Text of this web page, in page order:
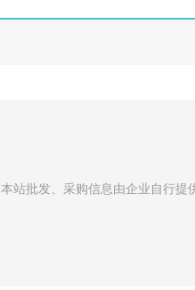
本站批发、采购信息由企业自行提